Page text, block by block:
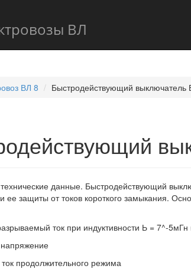
ВЛ
ВЛ 8 Быстродействующий
данные. Быстродействующий
ее защиты от токов короткого замыкания.
ток при индуктивности Ь = 7^-
продолжительного режима